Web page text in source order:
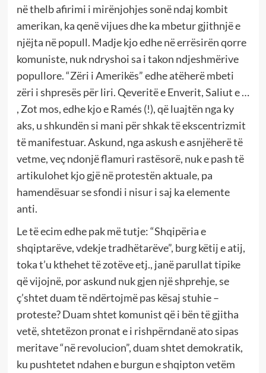
në thelb afirimi i mirënjohjes sonë ndaj kombit
amerikan, ka qenë vijues dhe ka mbetur gjithnjë e
njëjta në popull. Madje kjo edhe në errësirën qorre
komuniste, nuk ndryshoi sa i takon ndjeshmërive
popullore. “Zëri i Amerikës” edhe atëherë mbeti
zëri i shpresës për liri. Qeveritë e Enverit, Saliut e …
, Zot mos, edhe kjo e Ramés (!), që luajtën nga ky
aks, u shkundën si mani për shkak të ekscentrizmit
të manifestuar. Askund, nga askush e asnjëherë të
vetme, veç ndonjë flamuri rastësorë, nuk e pash të
artikulohet kjo gjë në protestën aktuale, pa
hamendësuar se sfondi i nisur i saj ka elemente
anti.
Le të ecim edhe pak më tutje: “Shqipëria e
shqiptarëve, vdekje tradhëtarëve”, burg këtij e atij,
toka t’u kthehet të zotëve etj., janë parullat tipike
që vijojnë, por askund nuk gjen një shprehje, se
ç’shtet duam të ndërtojmë pas kësaj stuhie –
proteste? Duam shtet komunist që i bën të gjitha
vetë, shtetëzon pronat e i rishpërndanë ato sipas
meritave “në revolucion”, duam shtet demokratik,
ku pushtetet ndahen e burgun e shqipton vetëm